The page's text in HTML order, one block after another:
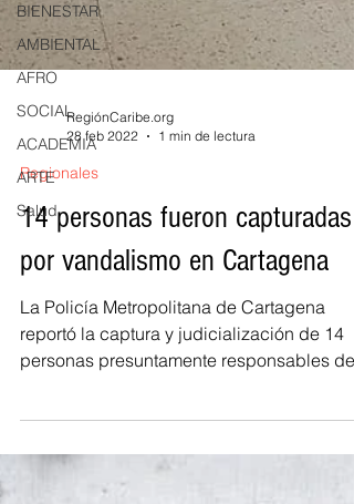
BIENESTAR
AMBIENTAL
AFRO
SOCIAL
ACADEMIA
ARTE
Salud
RegiónCaribe.org
28 feb 2022
Regionales
14 personas fueron capturadas
La Policía Metropolitana de Cartagena
reportó la captura y judicialización de 14
actos vandálicos...